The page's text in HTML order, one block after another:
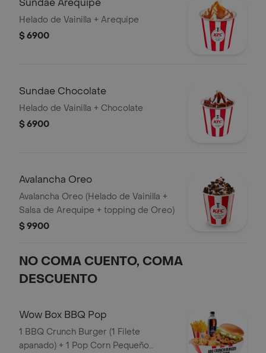
Sundae Arequipe
Helado de Vainilla + Arequipe
$ 6900
Sundae Chocolate
Helado de Vainilla + Chocolate
$ 6900
Avalancha Oreo
Avalancha Oreo (Helado de Vainilla +
Salsa de Arequipe + topping de Oreo)
$ 9900
NO COMA CUENTO, COMA
DESCUENTO
Wow Box BBQ Pop
1 BBQ Crunch Burger (1 Filete
apanado) + 1 Pop Corn Pequeño